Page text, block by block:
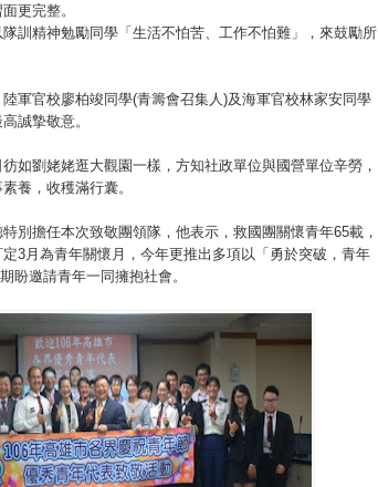
更完整。
訓精神勉勵同學「生活不怕苦、工作不怕難」，來鼓勵所
軍官校廖柏竣同學(青籌會召集人)及海軍官校林家安同學
誠摯敬意。
如劉姥姥逛大觀園一樣，方知社政單位與國營單位辛勞，
養，收穫滿行囊。
別擔任本次致敬團領隊，他表示，救國團關懷青年65載，
3月為青年關懷月，今年更推出多項以「勇於突破，青年
盼邀請青年一同擁抱社會。